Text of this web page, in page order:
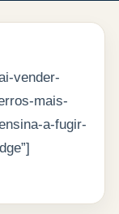
vender-
mais-
a-fugir-